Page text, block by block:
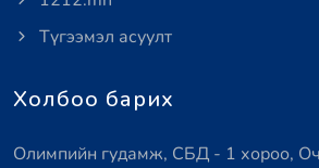
Түгээмэл асуулт
Холбоо барих
Олимпийн гудамж, СБД - 1 хороо,